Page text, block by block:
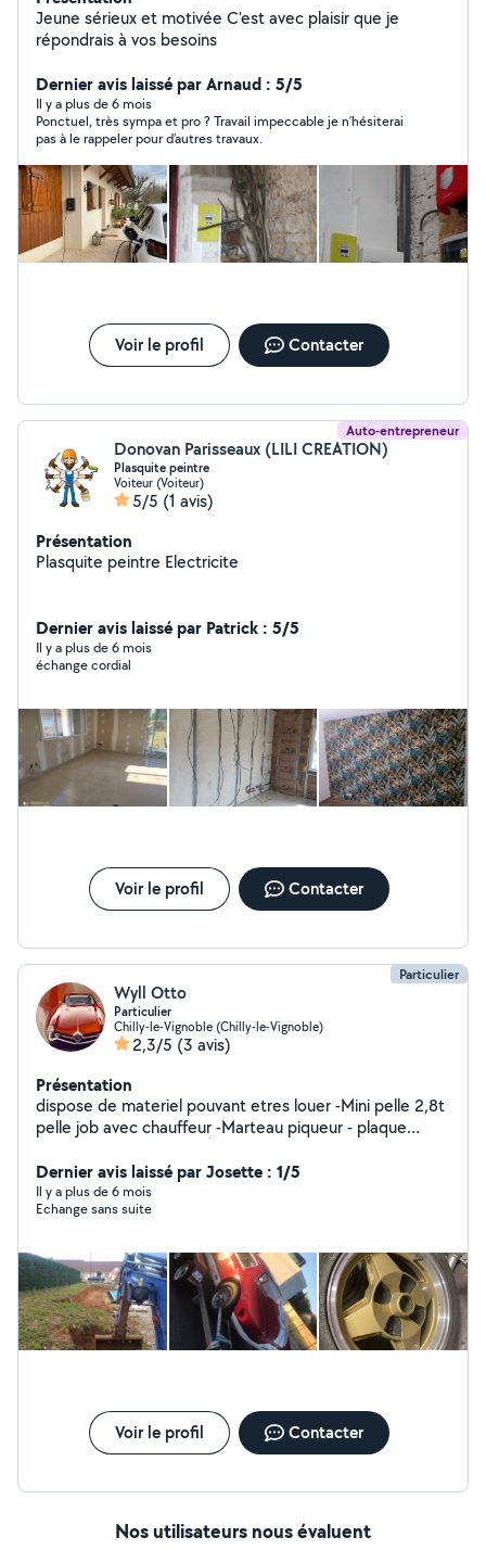
Jeune sérieux et motivée C'est avec plaisir que je
répondrais à vos besoins
Dernier avis laissé par Arnaud : 5/5
Il y a plus de 6 mois
Ponctuel, très sympa et pro ? Travail impeccable je n’hésiterai
pas à le rappeler pour d’autres travaux.
Voir le profil Contacter
Auto-entrepreneur
Donovan Parisseaux (LILI CREATION)
Plasquite peintre
Voiteur (Voiteur)
5/5 (1 avis)
Présentation
Plasquite peintre Electricite
Dernier avis laissé par Patrick : 5/5
Il y a plus de 6 mois
échange cordial
Voir le profil Contacter
Particulier
Wyll Otto
Particulier
Chilly-le-Vignoble (Chilly-le-Vignoble)
2,3/5 (3 avis)
Présentation
dispose de materiel pouvant etres louer -Mini pelle 2,8t
pelle job avec chauffeur -Marteau piqueur - plaque
remorque porte engins 3500 kgs À louer à la journée 60
euro -Remorque porte voiture double essieux
basculante et treuil électrique Ptac 2000 kg charge
journée 70 euro -Remorque lider 500 kg à loué à la
journée 30 euro -remorque porte moto avec sangle a
loué à la journée 30 euro Effectue tous transport de
véhicule récent ancien , sport , proto ,moto
Dernier avis laissé par Josette : 1/5
Il y a plus de 6 mois
Echange sans suite
Voir le profil Contacter
Nos utilisateurs nous évaluent